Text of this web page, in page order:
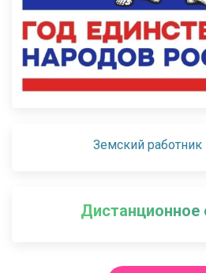
Земский работник
Дистанционное